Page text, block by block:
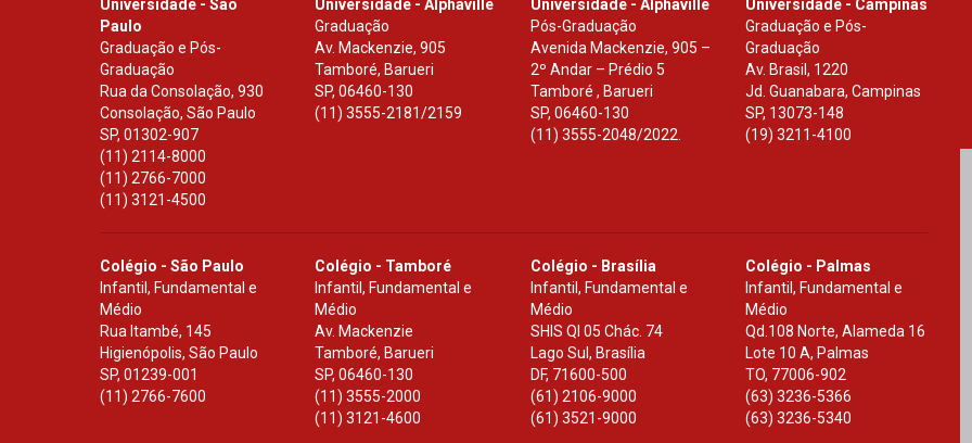
Universidade - São
Paulo
Graduação e Pós-
Graduação
Rua da Consolação, 930
Consolação, São Paulo
SP, 01302-907
(11) 2114-8000
(11) 2766-7000
(11) 3121-4500
Universidade - Alphaville
Graduação
Av. Mackenzie, 905
Tamboré, Barueri
SP,06460-130
(11) 3555-2181/2159
Universidade - Alphaville
Pós-Graduação
Avenida Mackenzie, 905 –
2º Andar – Prédio 5
Tamboré , Barueri
SP, 06460-130
(11) 3555-2048/2022.
Universidade - Campinas
Graduação e Pós-
Graduação
Av. Brasil, 1220
Jd. Guanabara, Campinas
SP, 13073-148
(19) 3211-4100
Colégio - São Paulo
Infantil, Fundamental e
Médio
Rua Itambé, 145
Higienópolis, São Paulo
SP, 01239-001
(11) 2766-7600
Colégio - Tamboré
Infantil, Fundamental e
Médio
Av. Mackenzie
Tamboré, Barueri
SP,06460-130
(11) 3555-2000
(11) 3121-4600
Colégio - Brasília
Infantil, Fundamental e
Médio
SHIS Ql 05 Chác. 74
Lago Sul, Brasília
DF, 71600-500
(61) 2106-9000
(61) 3521-9000
Colégio - Palmas
Infantil, Fundamental e
Médio
Qd.108 Norte, Alameda 16
Lote 10 A, Palmas
TO, 77006-902
(63) 3236-5366
(63) 3236-5340